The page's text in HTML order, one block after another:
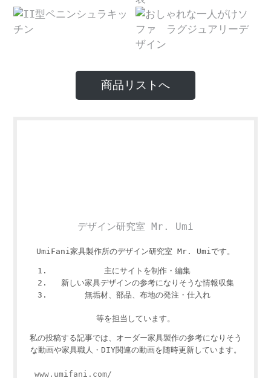
商品リストへ
デザイン研究室 Mr. Umi
UmiFani家具製作所のデザイン研究室 Mr. Umiです。
主にサイトを制作・編集
新しい家具デザインの参考になりそうな情報収集
無垢材、部品、布地の発注・仕入れ
等を担当しています。
私の投稿する記事では、オーダー家具製作の参考になりそう
な動画や家具職人・DIY関連の動画を随時更新しています。
www.umifani.com/